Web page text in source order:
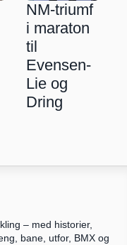
NM-triumf
i maraton
til
Evensen-
Lie og
Dring
– med historier,
bane, utfor, BMX og